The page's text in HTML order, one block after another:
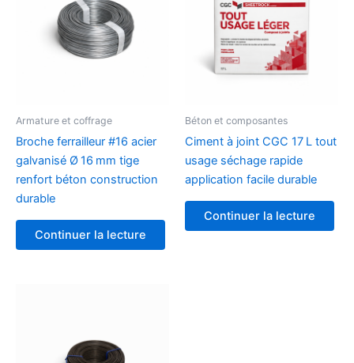
Armature et coffrage
Broche ferrailleur #16 acier
galvanisé Ø 16 mm tige
renfort béton construction
durable
Continuer la lecture
Béton et composantes
Ciment à joint CGC 17 L tout
usage séchage rapide
application facile durable
Continuer la lecture